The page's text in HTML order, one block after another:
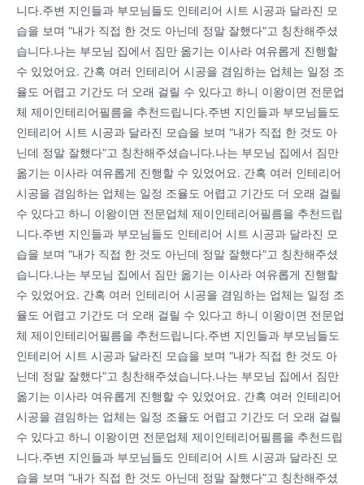
니다.주변 지인들과 부모님들도 인테리어 시트 시공과 달라진 모
습을 보며 “내가 직접 한 것도 아닌데 정말 잘했다”고 칭찬해주셨
습니다.나는 부모님 집에서 짐만 옮기는 이사라 여유롭게 진행할
수 있었어요. 간혹 여러 인테리어 시공을 겸임하는 업체는 일정 조
율도 어렵고 기간도 더 오래 걸릴 수 있다고 하니 이왕이면 전문업
체 제이인테리어필름을 추천드립니다.주변 지인들과 부모님들도
인테리어 시트 시공과 달라진 모습을 보며 “내가 직접 한 것도 아
닌데 정말 잘했다”고 칭찬해주셨습니다.나는 부모님 집에서 짐만
옮기는 이사라 여유롭게 진행할 수 있었어요. 간혹 여러 인테리어
시공을 겸임하는 업체는 일정 조율도 어렵고 기간도 더 오래 걸릴
수 있다고 하니 이왕이면 전문업체 제이인테리어필름을 추천드립
니다.주변 지인들과 부모님들도 인테리어 시트 시공과 달라진 모
습을 보며 “내가 직접 한 것도 아닌데 정말 잘했다”고 칭찬해주셨
습니다.나는 부모님 집에서 짐만 옮기는 이사라 여유롭게 진행할
수 있었어요. 간혹 여러 인테리어 시공을 겸임하는 업체는 일정 조
율도 어렵고 기간도 더 오래 걸릴 수 있다고 하니 이왕이면 전문업
체 제이인테리어필름을 추천드립니다.주변 지인들과 부모님들도
인테리어 시트 시공과 달라진 모습을 보며 “내가 직접 한 것도 아
닌데 정말 잘했다”고 칭찬해주셨습니다.나는 부모님 집에서 짐만
옮기는 이사라 여유롭게 진행할 수 있었어요. 간혹 여러 인테리어
시공을 겸임하는 업체는 일정 조율도 어렵고 기간도 더 오래 걸릴
수 있다고 하니 이왕이면 전문업체 제이인테리어필름을 추천드립
니다.주변 지인들과 부모님들도 인테리어 시트 시공과 달라진 모
습을 보며 “내가 직접 한 것도 아닌데 정말 잘했다”고 칭찬해주셨